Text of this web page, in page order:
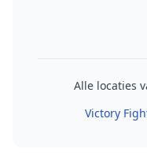
Alle locaties
Victory